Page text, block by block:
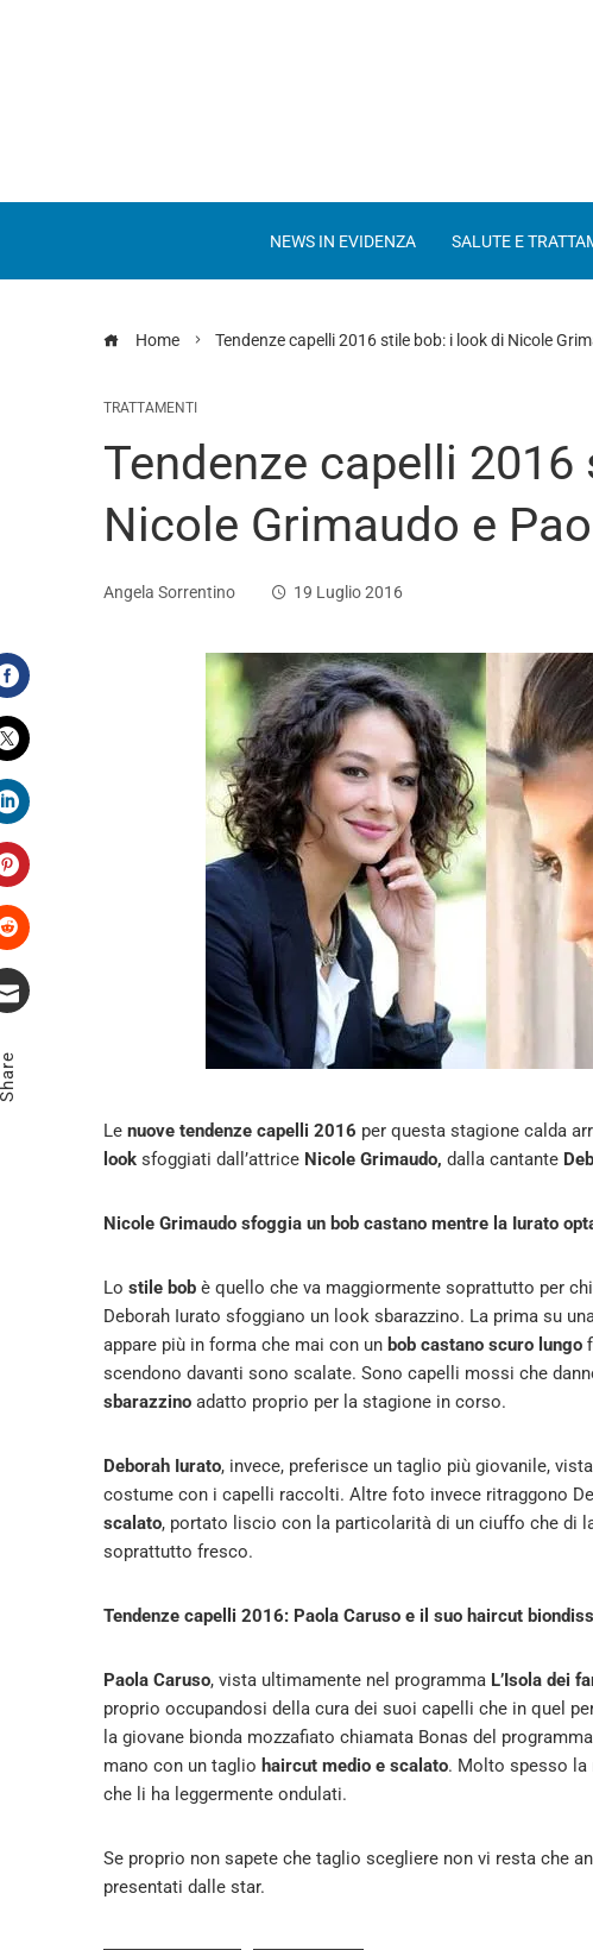
NEWS IN EVIDENZA SALUTE E
Home Tendenze capelli 2016 stile bob: i look di Nicole
TRATTAMENTI
Tendenze capelli
Nicole Grimaudo e
Angela Sorrentino 19 Luglio 2016
Facebook
Twitter
LinkedIn
Pinterest
Stumbleupon
Le nuove tendenze capelli 2016 per questa stagione calda
look sfoggiati dall’attrice Nicole Grimaudo, dalla cantante
Nicole Grimaudo sfoggia un bob castano mentre la Iurato
Lo stile bob è quello che va maggiormente soprattutto per
Deborah Iurato sfoggiano un look sbarazzino. La prima su
appare più in forma che mai con un bob castano scuro lungo
scendono davanti sono scalate. Sono capelli mossi che
sbarazzino adatto proprio per la stagione in corso.
Deborah Iurato, invece, preferisce un taglio più giovanile,
costume con i capelli raccolti. Altre foto invece ritraggono
scalato, portato liscio con la particolarità di un ciuffo che di
soprattutto fresco.
Tendenze capelli 2016: Paola Caruso e il suo haircut
Paola Caruso, vista ultimamente nel programma L’Isola dei
proprio occupandosi della cura dei suoi capelli che in quel
la giovane bionda mozzafiato chiamata Bonas del
mano con un taglio haircut medio e scalato. Molto spesso la
che li ha leggermente ondulati.
Se proprio non sapete che taglio scegliere non vi resta che
presentati dalle star.